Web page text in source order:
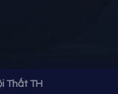
Thất TH